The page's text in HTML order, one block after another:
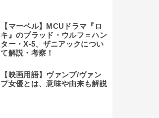
【マーベル】MCUドラマ『ロ
キ』のブラッド・ウルフ＝ハン
ター・X-5、ザニアックについ
て解説・考察！
【映画用語】ヴァンプ/ヴァン
プ女優とは、意味や由来も解説